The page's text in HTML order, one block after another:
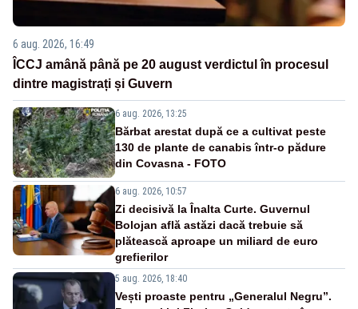
6 aug. 2026, 16:49
ÎCCJ amână până pe 20 august verdictul în procesul
dintre magistrați și Guvern
6 aug. 2026, 13:25
Bărbat arestat după ce a cultivat peste
130 de plante de canabis într-o pădure
din Covasna - FOTO
6 aug. 2026, 10:57
Zi decisivă la Înalta Curte. Guvernul
Bolojan află astăzi dacă trebuie să
plătească aproape un miliard de euro
grefierilor
5 aug. 2026, 18:40
Vești proaste pentru „Generalul Negru”.